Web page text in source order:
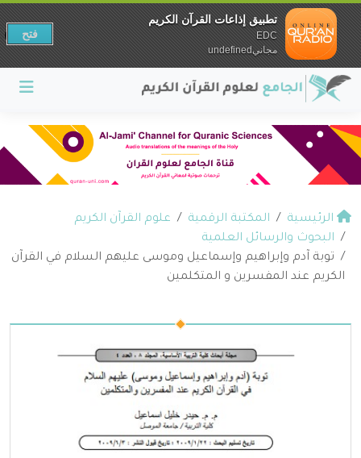
الرئيسية المكتبة الرقمية
علوم القرآن الكريم
البحوث والرسائل العلمية
توبة آدم وإبراهيم وإسماعيل وموسى عليهم السلام في القرآن
الكريم عند المفسرين و المتكلمين
تطبيق إذاعات القرآن الكريم
EDC
مجانيundefined
فتح